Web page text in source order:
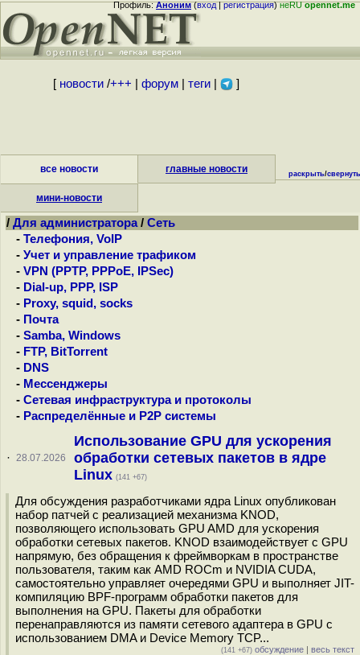
Профиль:Аноним(вход|регистрация)неRUopennet.me
[ новости/+++ форум| теги| ]
все новости главные новости
мини-новости
раскрыть/свернуть
/ Для администратора/ Сеть
- Телефония, VoIP
- Учет и управление трафиком
- VPN (PPTP, PPPoE, IPSec)
- Dial-up, PPP, ISP
- Proxy, squid, socks
- Почта
- Samba, Windows
- FTP, BitTorrent
- DNS
- Мессенджеры
- Сетевая инфраструктура и протоколы
- Распределённые и P2P системы
· 28.07.2026
Использование GPU для ускорения
обработки сетевых пакетов в ядре
Linux (141 +67)
Для обсуждения разработчиками ядра Linux опубликован
набор патчей c реализацией механизма KNOD,
позволяющего использовать GPU AMD для ускорения
обработки сетевых пакетов. KNOD взаимодействует с GPU
напрямую, без обращения к фреймворкам в пространстве
пользователя, таким как AMD ROCm и NVIDIA CUDA,
самостоятельно управляет очередями GPU и выполняет JIT-
компиляцию BPF-программ обработки пакетов для
выполнения на GPU. Пакеты для обработки
перенаправляются из памяти сетевого адаптера в GPU с
использованием DMA и Device Memory TCP...
(141 +67) обсуждение | весь текст